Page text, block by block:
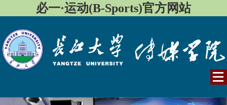
必一·运动(B-Sports)官方网站